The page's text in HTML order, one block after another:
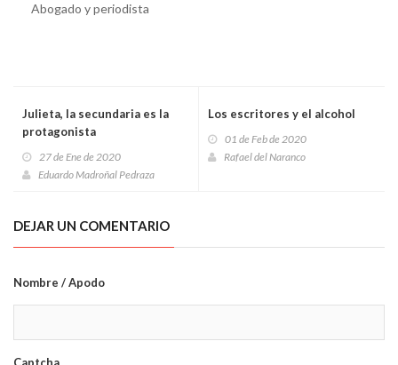
Abogado y periodista
Julieta, la secundaria es la
protagonista
27 de Ene de 2020
Eduardo Madroñal Pedraza
Los escritores y el alcohol
01 de Feb de 2020
Rafael del Naranco
DEJAR UN COMENTARIO
Nombre / Apodo